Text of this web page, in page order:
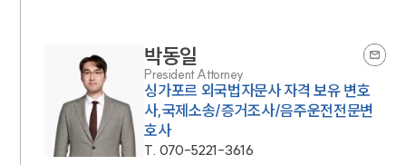
박동일
President Attorney
싱가포르 외국법자문사 자격 보유 변호
사,국제소송/증거조사/음주운전전문변
호사
T. 070-5221-3616